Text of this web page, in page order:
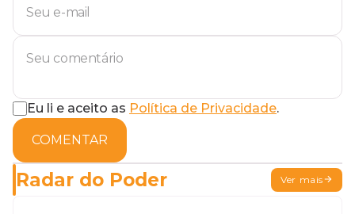
Eu li e aceito as Política de Privacidade.
COMENTAR
Radar do Poder Ver mais